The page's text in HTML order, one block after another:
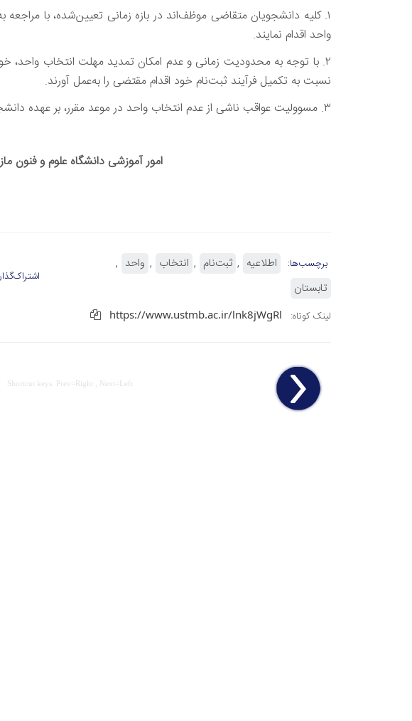
۱. کلیه دانشجویان متقاضی موظف‌اند در بازه زمانی تعیین‌شده، با
واحد اقدام نمایند.
۲. با توجه به محدودیت زمانی و عدم امکان تمدید مهلت انتخاب واحد،
نسبت به تکمیل فرآیند ثبت‌نام خود اقدام مقتضی را به‌عمل آورند.
۳. مسوولیت عواقب ناشی از عدم انتخاب واحد در موعد مقرر، بر عهده دانشجو خواهد بود.
امور آموزشی دانشگاه علوم و فنون
برچسب‌ها: اطلاعیه ثبت‌نام انتخاب
واحد
تابستان
لینک کوتاه: https://www.ustmb.ac.ir/lnk8jWgRl
Shortcut keys: Prev=Right , Next=Left